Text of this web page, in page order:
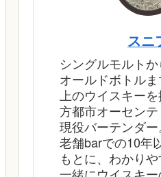
スニ
シングルモルトか
オールドボトル
上のウイスキー
方都市オーセン
現役バーテンダー
老舗barでの10年
もとに、わかりや